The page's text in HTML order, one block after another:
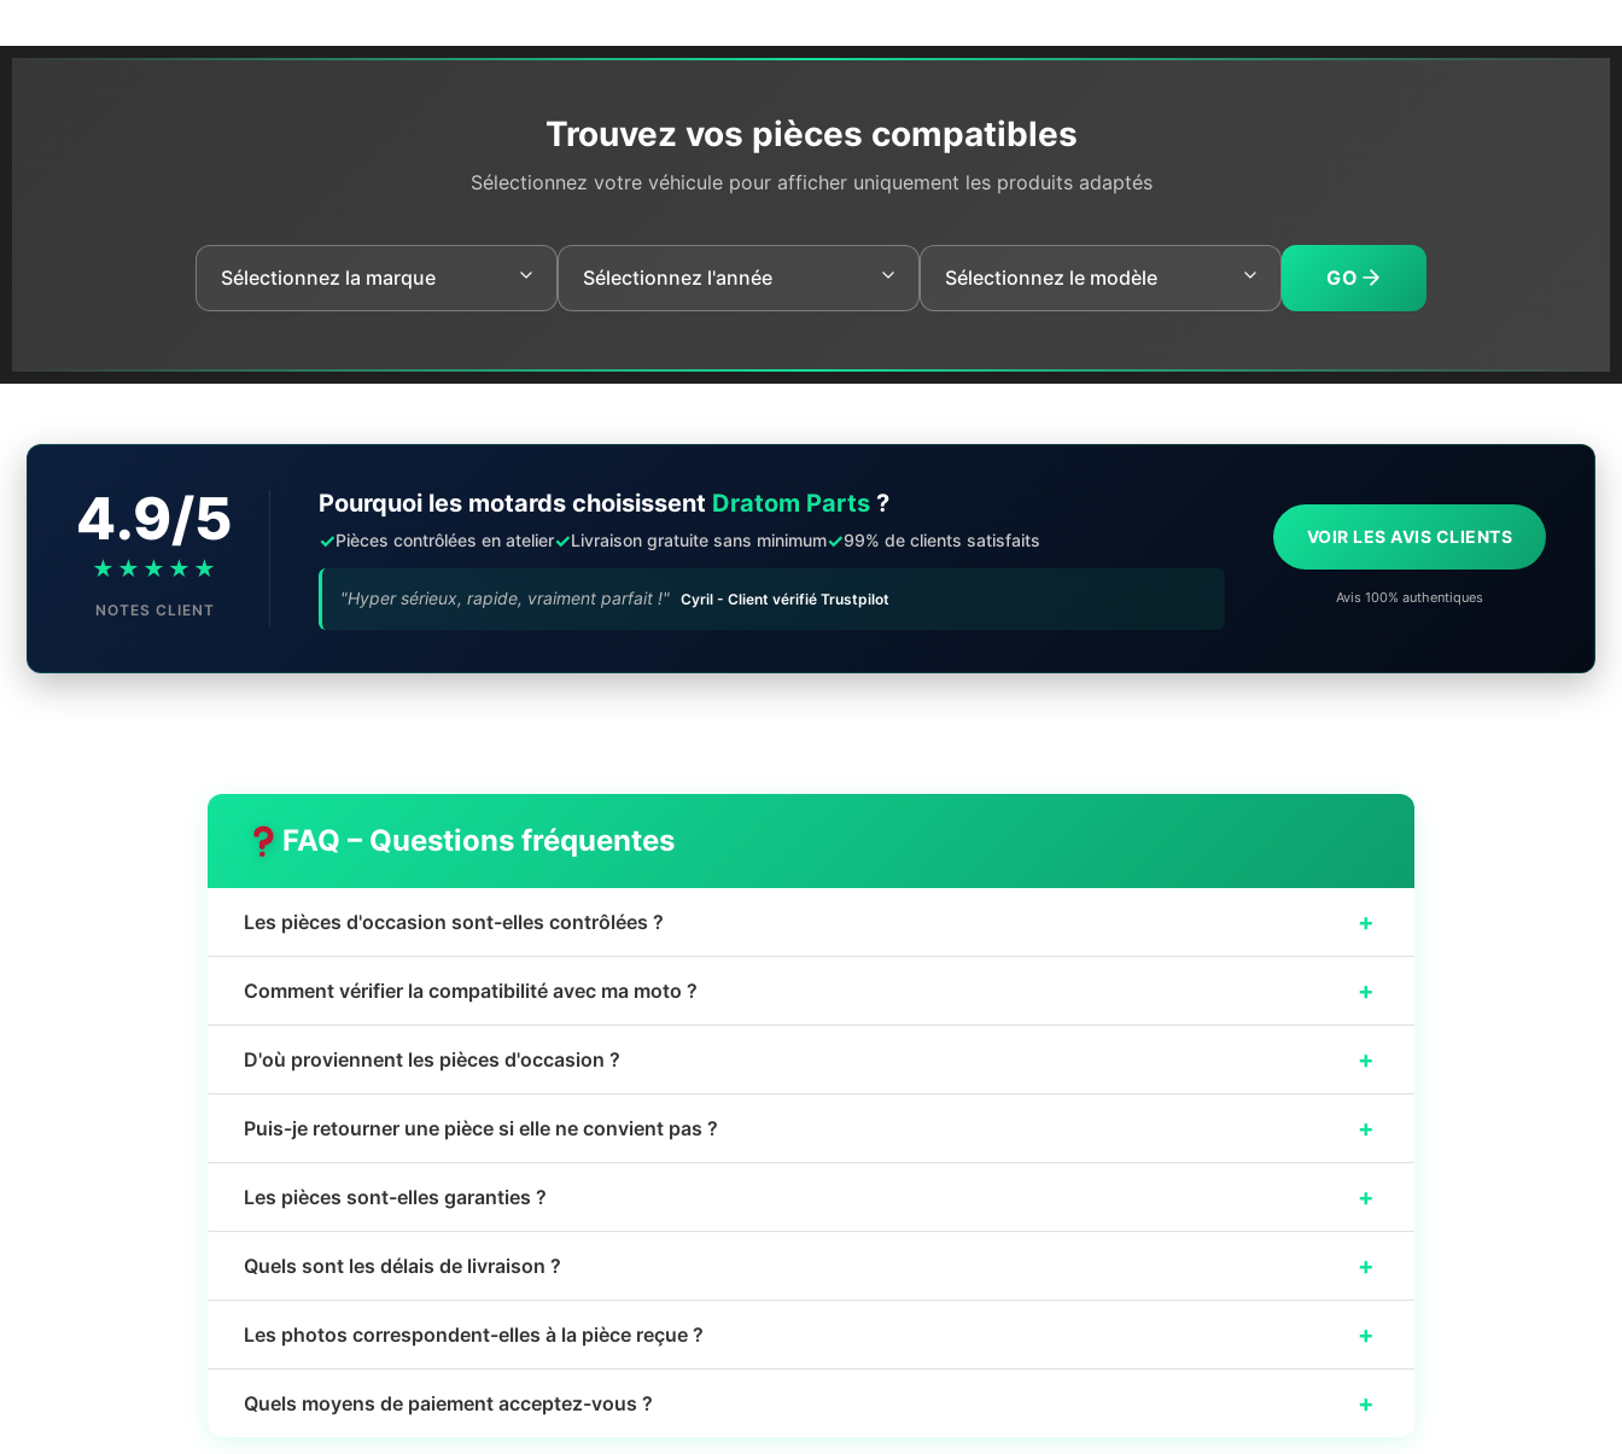
Trouvez vos pièces compatibles
Sélectionnez votre véhicule pour afficher uniquement les produits adaptés
GO
4.9/5
★★★★★
NOTES CLIENT
Pourquoi les motards choisissent Dratom Parts ?
✓Pièces contrôlées en atelier✓Livraison gratuite sans minimum✓99% de clients satisfaits
"Hyper sérieux, rapide, vraiment parfait !" Cyril - Client vérifié Trustpilot
VOIR LES AVIS CLIENTS
Avis 100% authentiques
FAQ – Questions fréquentes
Les pièces d'occasion sont-elles contrôlées ? +
Comment vérifier la compatibilité avec ma moto ? +
D'où proviennent les pièces d'occasion ? +
Puis-je retourner une pièce si elle ne convient pas ? +
Les pièces sont-elles garanties ? +
Quels sont les délais de livraison ? +
Les photos correspondent-elles à la pièce reçue ? +
Quels moyens de paiement acceptez-vous ? +